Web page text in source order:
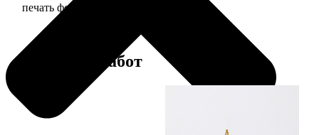
печать фото 30х40
Примеры работ